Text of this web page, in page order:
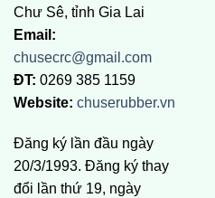
Chư Sê, tỉnh Gia Lai
Email:
chusecrc@gmail.com
ĐT: 0269 385 1159
Website: chuserubber.vn
Đăng ký lần đầu ngày
20/3/1993. Đăng ký thay
đổi lần thứ 19, ngày